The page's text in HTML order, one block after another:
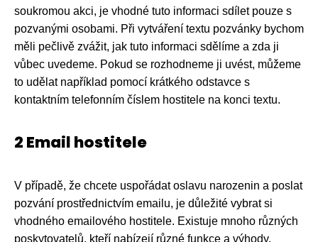
soukromou akci, je vhodné tuto informaci sdílet pouze s
pozvanými osobami. Při vytváření textu pozvánky bychom
měli pečlivě zvážit, jak tuto informaci sdělíme a zda ji
vůbec uvedeme. Pokud se rozhodneme ji uvést, můžeme
to udělat například pomocí krátkého odstavce s
kontaktním telefonním číslem hostitele na konci textu.
2 Email hostitele
V případě, že chcete uspořádat oslavu narozenin a poslat
pozvání prostřednictvím emailu, je důležité vybrat si
vhodného emailového hostitele. Existuje mnoho různých
poskytovatelů, kteří nabízejí různé funkce a výhody.